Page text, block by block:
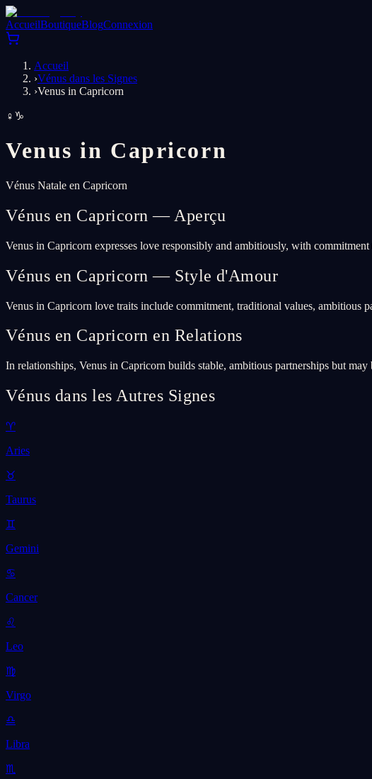
AccueilBoutiqueBlogConnexion
Accueil
›Vénus dans les Signes
›Venus in Capricorn
♀ ♑
Venus in Capricorn
Vénus Natale en Capricorn
Vénus en Capricorn — Aperçu
Venus in Capricorn expresses love responsibly and ambitiously, with
Vénus en Capricorn — Style d'Amour
Venus in Capricorn love traits include commitment, traditional values, ambitious
Vénus en Capricorn en Relations
In relationships, Venus in Capricorn builds stable, ambitious partnerships but
Vénus dans les Autres Signes
♈
Aries
♉
Taurus
♊
Gemini
♋
Cancer
♌
Leo
♍
Virgo
♎
Libra
♏